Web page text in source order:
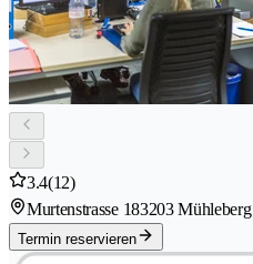
3.4(12)
Murtenstrasse 183203 Mühleberg
Termin reservieren